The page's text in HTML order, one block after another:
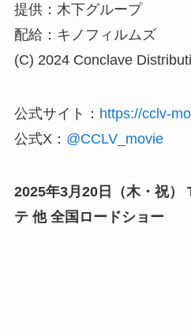
提供：木下グループ
配給：キノフィルムズ
(C) 2024 Conclave
公式サイト： https://cclv-
公式X： @CCLV_movie
2025年3月20日（木・祝）
テ 他 全国ロードショー